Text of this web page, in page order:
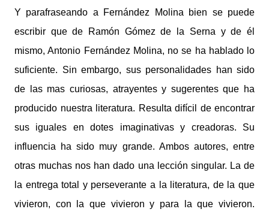
Y parafraseando a Fernández Molina bien se puede
escribir que de Ramón Gómez de la Serna y de él
mismo, Antonio Fernández Molina, no se ha hablado lo
suficiente. Sin embargo, sus personalidades han sido
de las mas curiosas, atrayentes y sugerentes que ha
producido nuestra literatura. Resulta difícil de encontrar
sus iguales en dotes imaginativas y creadoras. Su
influencia ha sido muy grande. Ambos autores, entre
otras muchas nos han dado una lección singular. La de
la entrega total y perseverante a la literatura, de la que
vivieron, con la que vivieron y para la que vivieron.